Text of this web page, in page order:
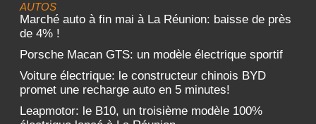
AUTOS
Marché auto à fin mai à La Réunion: baisse de près
de 4% !
Porsche Macan GTS: un modèle électrique sportif
Voiture électrique: le constructeur chinois BYD
promet une recharge auto en 5 minutes!
Leapmotor: le B10, un troisième modèle 100%